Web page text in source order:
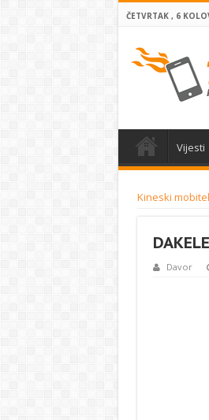
ČETVRTAK , 6
Vijesti
Kineski
Davor